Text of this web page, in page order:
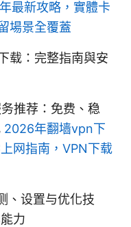
最新攻略，實體卡
場景全覆蓋
载：完整指南與安
推荐：免费、稳
2026年翻墙vpn下
网指南，VPN下载
、设置与优化技
力